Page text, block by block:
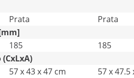
Prata
Prata
185
185
57 x 43 x 47 cm
57 x 47.5